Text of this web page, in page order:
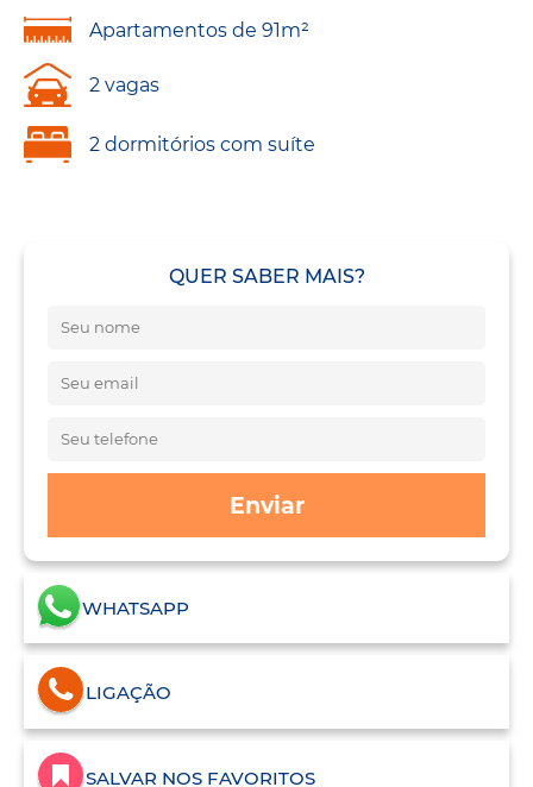
Apartamentos de 91m²
2 vagas
2 dormitórios com suíte
QUER SABER MAIS?
Enviar
WHATSAPP
LIGAÇÃO
SALVAR NOS FAVORITOS